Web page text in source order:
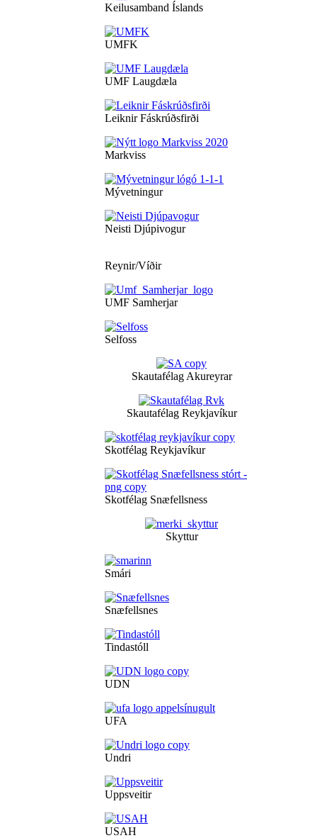
Keilusamband Íslands
UMFK
UMF Laugdæla
Leiknir Fáskrúðsfirði
Markviss
Mývetningur
Neisti Djúpivogur
Reynir/Víðir
UMF Samherjar
Selfoss
Skautafélag Akureyrar
Skautafélag Reykjavíkur
Skotfélag Reykjavíkur
Skotfélag Snæfellsness
Skyttur
Smári
Snæfellsnes
Tindastóll
UDN
UFA
Undri
Uppsveitir
USAH